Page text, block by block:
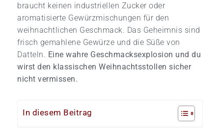
braucht keinen industriellen Zucker oder
aromatisierte Gewürzmischungen für den
weihnachtlichen Geschmack. Das Geheimnis sind
frisch gemahlene Gewürze und die Süße von
Datteln. Eine wahre Geschmacksexplosion und du
wirst den klassischen Weihnachtsstollen sicher
nicht vermissen.
In diesem Beitrag